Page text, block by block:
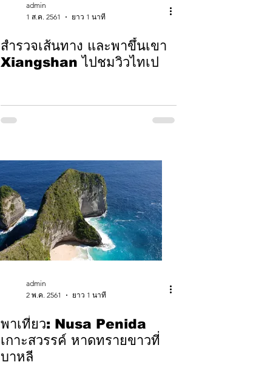
admin
1 ส.ค. 2561
ยาว 1 นาที
สำรวจเส้นทาง และพาขึ้นเขา
Xiangshan ไปชมวิวไทเป
admin
2 พ.ค. 2561
ยาว 1 นาที
พาเที่ยว: Nusa Penida
เกาะสวรรค์ หาดทรายขาวที่
บาหลี